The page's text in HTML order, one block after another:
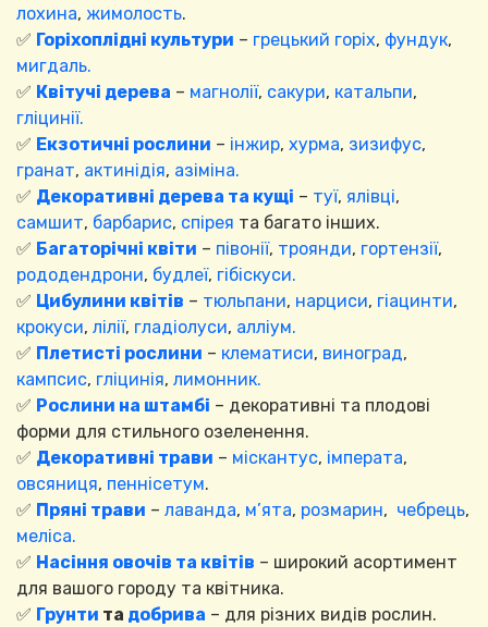
лохина, жимолость.
✅ Горіхоплідні культури – грецький горіх, фундук,
мигдаль.
✅ Квітучі дерева – магнолії, сакури, катальпи,
гліцинії.
✅ Екзотичні рослини – інжир, хурма, зизифус,
гранат, актинідія, азіміна.
✅ Декоративні дерева та кущі – туї, ялівці,
самшит, барбарис, спірея та багато інших.
✅ Багаторічні квіти – півонії, троянди, гортензії,
рододендрони, будлеї, гібіскуси.
✅ Цибулини квітів – тюльпани, нарциси, гіацинти,
крокуси, лілії, гладіолуси, алліум.
✅ Плетисті рослини – клематиси, виноград,
кампсис, гліцинія, лимонник.
✅ Рослини на штамбі – декоративні та плодові
форми для стильного озеленення.
✅ Декоративні трави – міскантус, імперата,
овсяниця, пеннісетум.
✅ Пряні трави – лаванда, м’ята, розмарин, чебрець,
меліса.
✅ Насіння овочів та квітів – широкий асортимент
для вашого городу та квітника.
✅ Грунти та добрива – для різних видів рослин.